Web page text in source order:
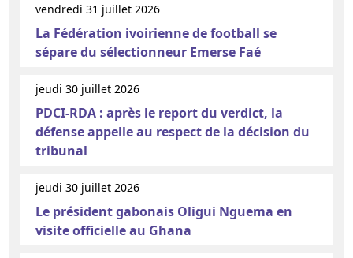
vendredi 31 juillet 2026
La Fédération ivoirienne de football se
sépare du sélectionneur Emerse Faé
jeudi 30 juillet 2026
PDCI-RDA : après le report du verdict, la
défense appelle au respect de la décision du
tribunal
jeudi 30 juillet 2026
Le président gabonais Oligui Nguema en
visite officielle au Ghana